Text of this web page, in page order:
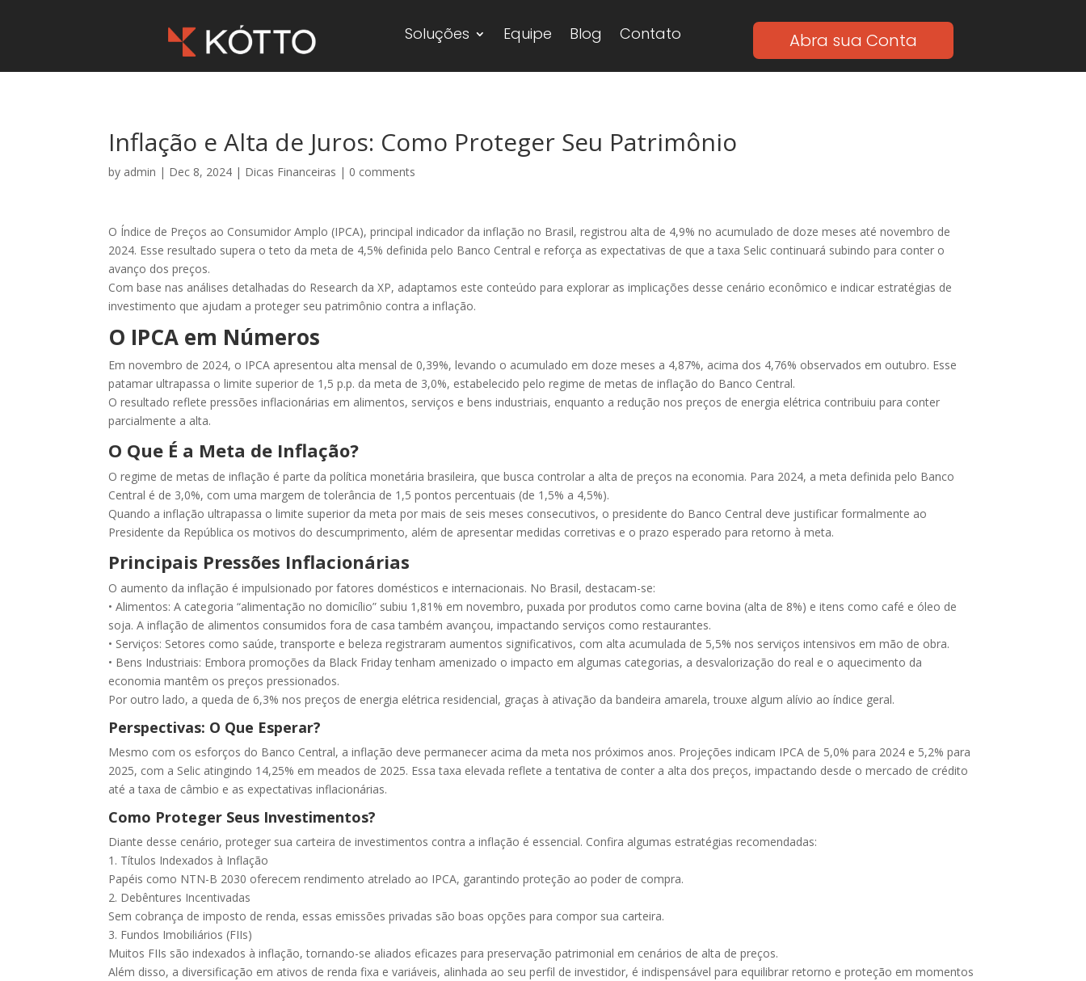
Soluções Equipe Blog Contato Abra sua Conta
Inflação e Alta de Juros: Como Proteger Seu Patrimônio
by admin | Dec 8, 2024 | Dicas Financeiras | 0 comments
O Índice de Preços ao Consumidor Amplo (IPCA), principal indicador da inflação no Brasil, registrou alta de 4,9% no acumulado de doze meses até novembro de
2024. Esse resultado supera o teto da meta de 4,5% definida pelo Banco Central e reforça as expectativas de que a taxa Selic continuará subindo para conter o
avanço dos preços.
Com base nas análises detalhadas do Research da XP, adaptamos este conteúdo para explorar as implicações desse cenário econômico e indicar estratégias de
investimento que ajudam a proteger seu patrimônio contra a inflação.
O IPCA em Números
Em novembro de 2024, o IPCA apresentou alta mensal de 0,39%, levando o acumulado em doze meses a 4,87%, acima dos 4,76% observados em outubro. Esse
patamar ultrapassa o limite superior de 1,5 p.p. da meta de 3,0%, estabelecido pelo regime de metas de inflação do Banco Central.
O resultado reflete pressões inflacionárias em alimentos, serviços e bens industriais, enquanto a redução nos preços de energia elétrica contribuiu para conter
parcialmente a alta.
O Que É a Meta de Inflação?
O regime de metas de inflação é parte da política monetária brasileira, que busca controlar a alta de preços na economia. Para 2024, a meta definida pelo Banco
Central é de 3,0%, com uma margem de tolerância de 1,5 pontos percentuais (de 1,5% a 4,5%).
Quando a inflação ultrapassa o limite superior da meta por mais de seis meses consecutivos, o presidente do Banco Central deve justificar formalmente ao
Presidente da República os motivos do descumprimento, além de apresentar medidas corretivas e o prazo esperado para retorno à meta.
Principais Pressões Inflacionárias
O aumento da inflação é impulsionado por fatores domésticos e internacionais. No Brasil, destacam-se:
• Alimentos: A categoria “alimentação no domicílio” subiu 1,81% em novembro, puxada por produtos como carne bovina (alta de 8%) e itens como café e óleo de
soja. A inflação de alimentos consumidos fora de casa também avançou, impactando serviços como restaurantes.
• Serviços: Setores como saúde, transporte e beleza registraram aumentos significativos, com alta acumulada de 5,5% nos serviços intensivos em mão de obra.
• Bens Industriais: Embora promoções da Black Friday tenham amenizado o impacto em algumas categorias, a desvalorização do real e o aquecimento da
economia mantêm os preços pressionados.
Por outro lado, a queda de 6,3% nos preços de energia elétrica residencial, graças à ativação da bandeira amarela, trouxe algum alívio ao índice geral.
Perspectivas: O Que Esperar?
Mesmo com os esforços do Banco Central, a inflação deve permanecer acima da meta nos próximos anos. Projeções indicam IPCA de 5,0% para 2024 e 5,2% para
2025, com a Selic atingindo 14,25% em meados de 2025. Essa taxa elevada reflete a tentativa de conter a alta dos preços, impactando desde o mercado de crédito
até a taxa de câmbio e as expectativas inflacionárias.
Como Proteger Seus Investimentos?
Diante desse cenário, proteger sua carteira de investimentos contra a inflação é essencial. Confira algumas estratégias recomendadas:
1. Títulos Indexados à Inflação
Papéis como NTN-B 2030 oferecem rendimento atrelado ao IPCA, garantindo proteção ao poder de compra.
2. Debêntures Incentivadas
Sem cobrança de imposto de renda, essas emissões privadas são boas opções para compor sua carteira.
3. Fundos Imobiliários (FIIs)
Muitos FIIs são indexados à inflação, tornando-se aliados eficazes para preservação patrimonial em cenários de alta de preços.
Além disso, a diversificação em ativos de renda fixa e variáveis, alinhada ao seu perfil de investidor, é indispensável para equilibrar retorno e proteção em momentos